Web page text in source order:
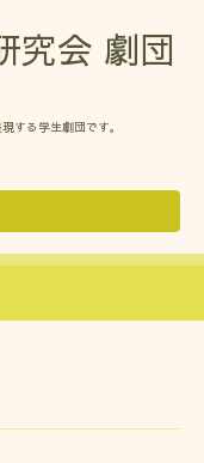
究会 劇団
する学生劇団です。